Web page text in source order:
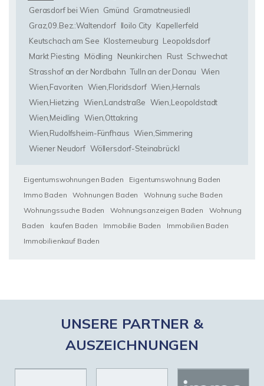
Gerasdorf bei Wien Gmünd Gramatneusiedl
Graz,09.Bez.:Waltendorf Iloilo City Kapellerfeld
Keutschach am See Klosterneuburg Leopoldsdorf
Markt Piesting
Mödling Neunkirchen Rust Schwechat
Strasshof an der Nordbahn Tulln an der Donau Wien
Wien,Favoriten Wien,Floridsdorf Wien,Hernals
Wien,Hietzing Wien,Landstraße Wien,Leopoldstadt
Wien,Meidling Wien,Ottakring
Wien,Rudolfsheim-Fünfhaus Wien,Simmering
Wiener Neudorf Wöllersdorf-Steinabrückl
Eigentumswohnungen Baden
Eigentumswohnung Baden
Immo Baden
Wohnungen Baden
Wohnung suche Baden
Wohnungssuche Baden
Wohnungsanzeigen Baden
Wohnung
Baden
kaufen Baden Immobilie Baden
Immobilien Baden
Immobilienkauf Baden
UNSERE PARTNER &
AUSZEICHNUNGEN